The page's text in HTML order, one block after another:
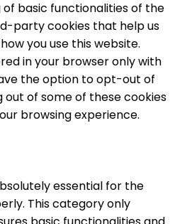
basic functionalities of the
party cookies that help us
you use this website.
in your browser only with
the option to opt-out of
out of some of these cookies
browsing experience.
essential for the
This category only